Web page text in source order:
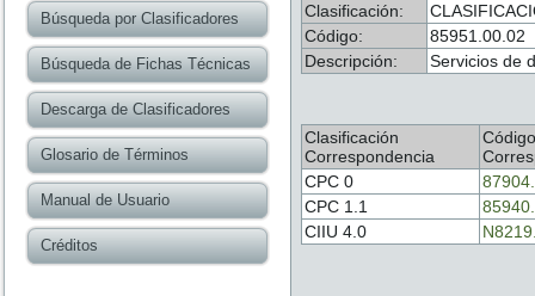
Búsqueda por Clasificadores
Búsqueda de Fichas Técnicas
Descarga de Clasificadores
Glosario de Términos
Manual de Usuario
Créditos
Clasificación:
Código:
85951.00.02
Descripción:
Servicios de
Clasificación
Correspondencia
Código
CPC 0
CPC 1.1
CIIU 4.0